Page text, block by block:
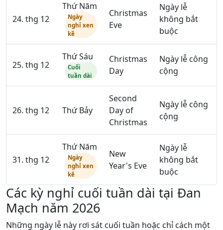
24. thg 12
Thứ Năm
Ngày
nghỉ xen
kẽ
Christmas
Eve
Ngày lễ
không bắt
buộc
25. thg 12
Thứ Sáu
Cuối
tuần dài
Christmas
Day
Ngày lễ công
cộng
26. thg 12 Thứ Bảy
Second
Day of
Christmas
Ngày lễ công
cộng
31. thg 12
Thứ Năm
Ngày
nghỉ xen
kẽ
New
Year's Eve
Ngày lễ
không bắt
buộc
Các kỳ nghỉ cuối tuần dài tại Đan
Mạch năm 2026
Những ngày lễ này rơi sát cuối tuần hoặc chỉ cách một